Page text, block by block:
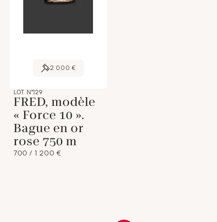
2 000 €
LOT N°129
FRED, modèle
« Force 10 ».
Bague en or
rose 750 m
700 / 1 200 €